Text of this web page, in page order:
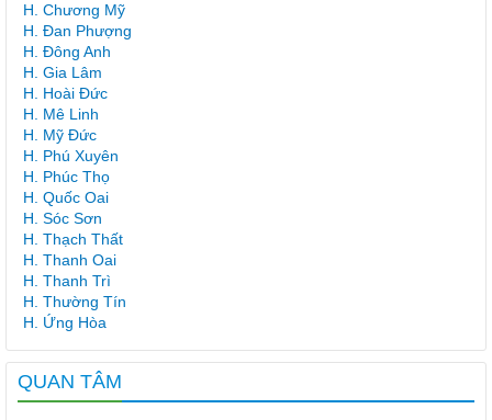
H. Chương Mỹ
H. Đan Phượng
H. Đông Anh
H. Gia Lâm
H. Hoài Đức
H. Mê Linh
H. Mỹ Đức
H. Phú Xuyên
H. Phúc Thọ
H. Quốc Oai
H. Sóc Sơn
H. Thạch Thất
H. Thanh Oai
H. Thanh Trì
H. Thường Tín
H. Ứng Hòa
QUAN TÂM